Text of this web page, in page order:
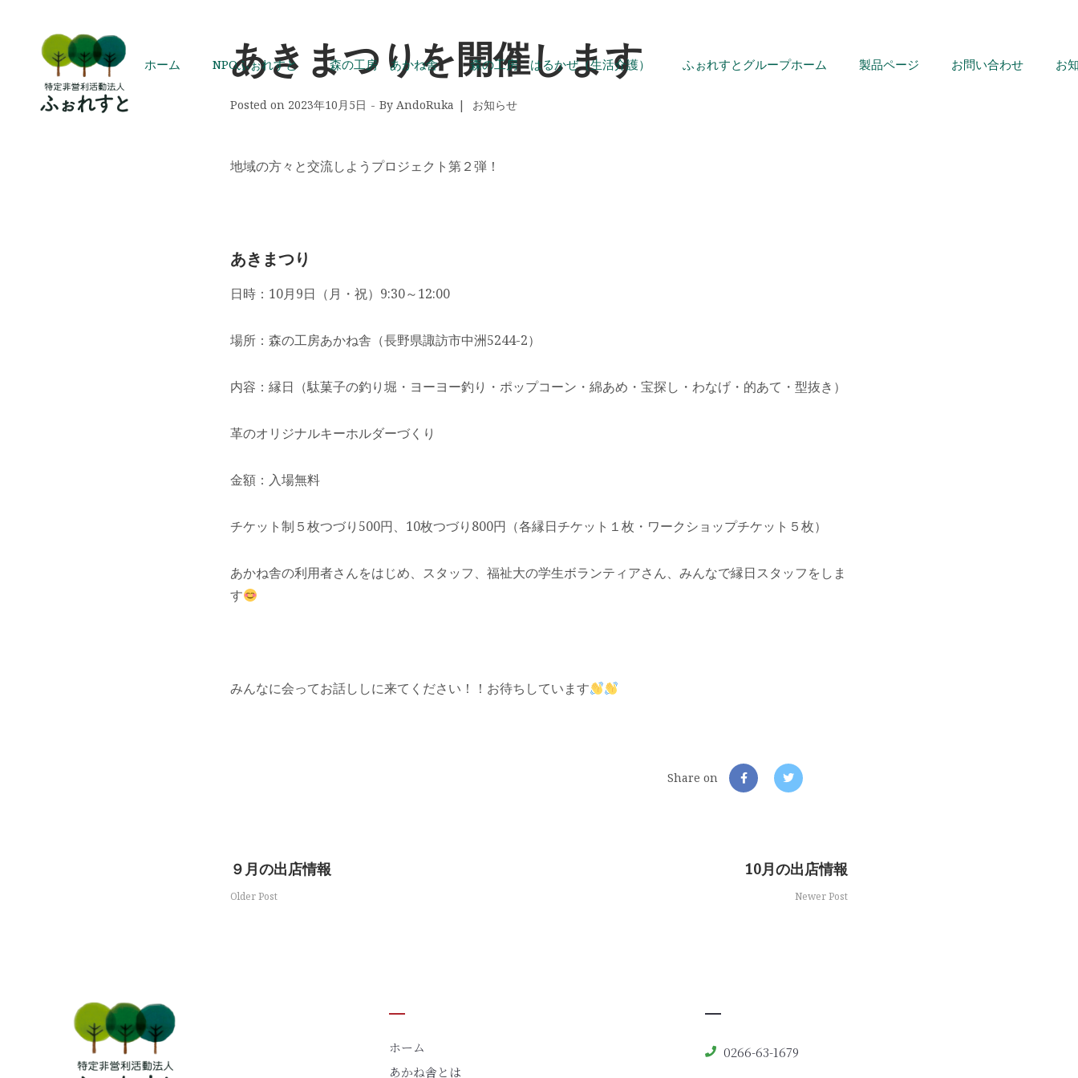
ホーム NPOふぉれすと 森の工房 あかね舎 森の工房 はるかぜ（生活介護） ふぉれすとグループホーム 製品ページ お問い合わせ お
あきまつりを開催します
Posted on 2023年10月5日 By AndoRuka お知らせ
地域の方々と交流しようプロジェクト第２弾！
あきまつり
日時：10月9日（月・祝）9:30～12:00
場所：森の工房あかね舎（長野県諏訪市中洲5244-2）
内容：縁日（駄菓子の釣り堀・ヨーヨー釣り・ポップコーン・綿あめ・宝探し・わなげ・的あて・型抜き）
革のオリジナルキーホルダーづくり
金額：入場無料
チケット制５枚つづり500円、10枚つづり800円（各縁日チケット１枚・ワークショップチケット５枚）
あかね舎の利用者さんをはじめ、スタッフ、福祉大の学生ボランティアさん、みんなで縁日スタッフをしま
す
みんなに会ってお話ししに来てください！！お待ちしています
Share on
９月の出店情報
Older Post
10月の出店情報
Newer Post
ホーム
あかね舎とは
0266-63-1679